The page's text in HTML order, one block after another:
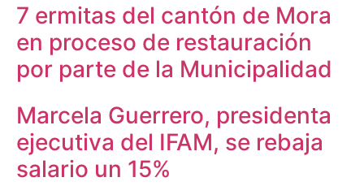
7 ermitas del cantón de Mora
en proceso de restauración
por parte de la Municipalidad
Marcela Guerrero, presidenta
ejecutiva del IFAM, se rebaja
salario un 15%